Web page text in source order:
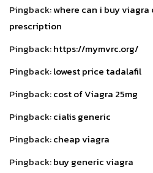
Pingback:where can i buy
prescription
Pingback:https://mymvrc.org/
Pingback:lowest price tadalafil
Pingback:cost of Viagra 25mg
Pingback:cialis generic
Pingback:cheap viagra
Pingback:buy generic viagra